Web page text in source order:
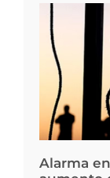
Alarma